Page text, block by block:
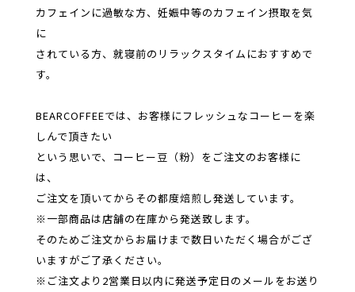
カフェインに過敏な方、妊娠中等のカフェイン摂取を気
に
されている方、就寝前のリラックスタイムにおすすめで
す。
BEARCOFFEEでは、お客様にフレッシュなコーヒーを楽
しんで頂きたい
という思いで、コーヒー豆（粉）をご注文のお客様に
は、
ご注文を頂いてからその都度焙煎し発送しています。
※一部商品は店舗の在庫から発送致します。
そのためご注文からお届けまで数日いただく場合がござ
いますがご了承ください。
※ご注文より2営業日以内に発送予定日のメールをお送り